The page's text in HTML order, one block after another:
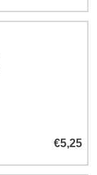
€5,25